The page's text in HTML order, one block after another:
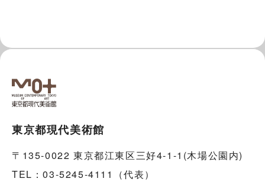
東京都現代美術館
〒135-0022 東京都江東区三好4-1-1(木場公園内)
TEL：03-5245-4111（代表）